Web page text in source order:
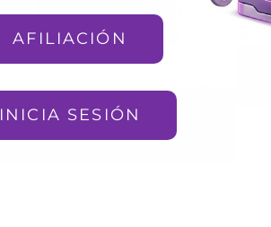
AFILIACIÓN
INICIA SESIÓN